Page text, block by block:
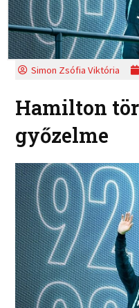
Simon Zsófia Viktória
Hamilton
győzelme